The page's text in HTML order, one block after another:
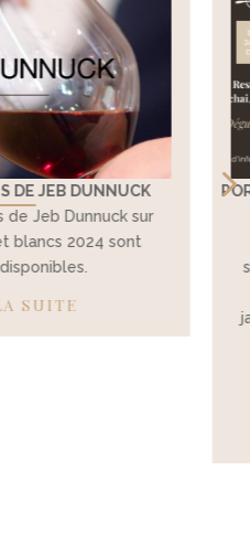
DE JEB DUNNUCK
Jeb Dunnuck sur
blancs 2024 sont
SUITE